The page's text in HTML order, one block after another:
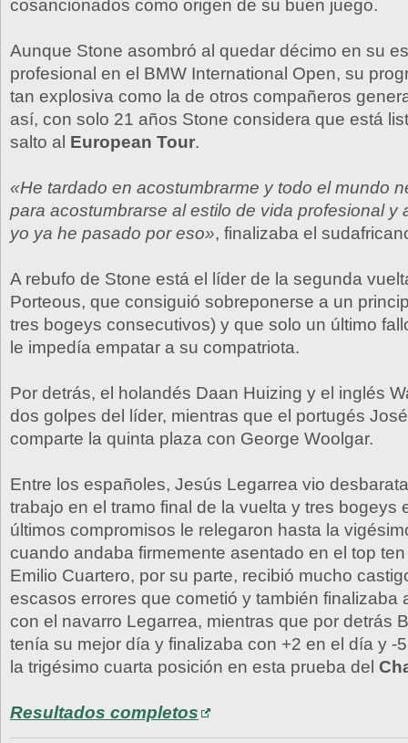
cosancionados como origen de su buen juego.
Aunque Stone asombró al quedar décimo en su
profesional en el BMW International Open, su
tan explosiva como la de otros compañeros
así, con solo 21 años Stone considera que está
salto al European Tour.
«He tardado en acostumbrarme y todo el mundo
para acostumbrarse al estilo de vida profesional y
yo ya he pasado por eso», finalizaba el
A rebufo de Stone está el líder de la segunda
Porteous, que consiguió sobreponerse a un
tres bogeys consecutivos) y que solo un último
le impedía empatar a su compatriota.
Por detrás, el holandés Daan Huizing y el inglés
dos golpes del líder, mientras que el portugés
comparte la quinta plaza con George Woolgar.
Entre los españoles, Jesús Legarrea vio
trabajo en el tramo final de la vuelta y tres bogeys
últimos compromisos le relegaron hasta la
cuando andaba firmemente asentado en el top
Emilio Cuartero, por su parte, recibió mucho
escasos errores que cometió y también finalizaba
con el navarro Legarrea, mientras que por detrás
tenía su mejor día y finalizaba con +2 en el día y -
la trigésimo cuarta posición en esta prueba del
Resultados completos